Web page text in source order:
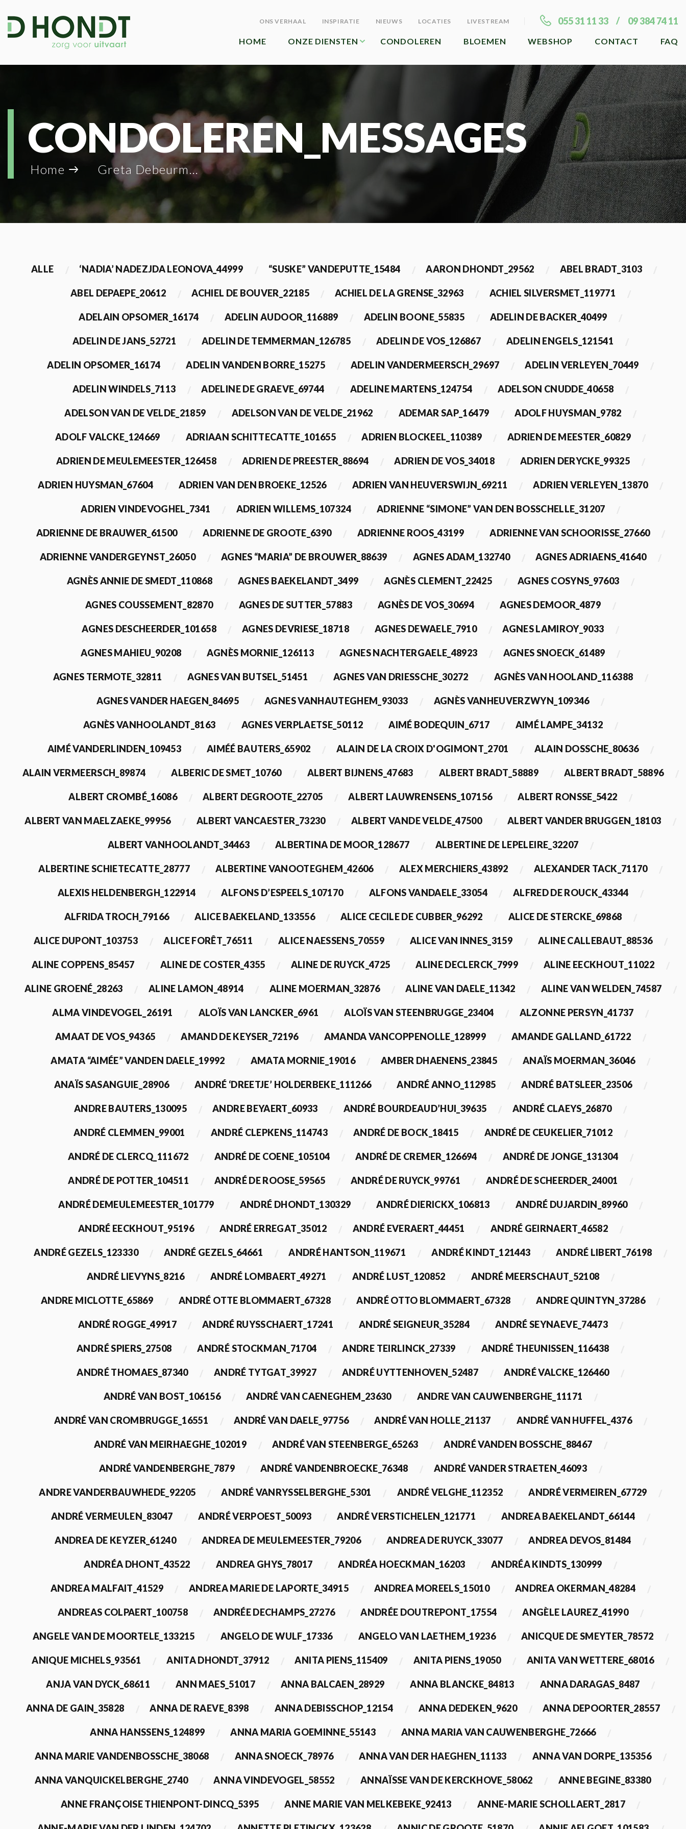
ONS VERHAAL INSPIRATIE NIEUWS LOCATIES LIVESTREAM 055 31 11 33 09 384 74 11
HOME ONZE DIENSTEN CONDOLEREN BLOEMEN WEBSHOP CONTACT FAQ
CONDOLEREN_MESSAGES
Home Greta Debeurme_66836
ALLE ‘NADIA’ NADEZJDA LEONOVA_44999 “SUSKE” VANDEPUTTE_15484 AARON DHONDT_29562 ABEL BRADT_3103
ABEL DEPAEPE_20612 ACHIEL DE BOUVER_22185 ACHIEL DE LA GRENSE_32963 ACHIEL SILVERSMET_119771
ADELAIN OPSOMER_16174 ADELIN AUDOOR_116889 ADELIN BOONE_55835 ADELIN DE BACKER_40499
ADELIN DE JANS_52721 ADELIN DE TEMMERMAN_126785 ADELIN DE VOS_126867 ADELIN ENGELS_121541
ADELIN OPSOMER_16174 ADELIN VANDEN BORRE_15275 ADELIN VANDERMEERSCH_29697 ADELIN VERLEYEN_70449
ADELIN WINDELS_7113 ADELINE DE GRAEVE_69744 ADELINE MARTENS_124754 ADELSON CNUDDE_40658
ADELSON VAN DE VELDE_21859 ADELSON VAN DE VELDE_21962 ADEMAR SAP_16479 ADOLF HUYSMAN_9782
ADOLF VALCKE_124669 ADRIAAN SCHITTECATTE_101655 ADRIEN BLOCKEEL_110389 ADRIEN DE MEESTER_60829
ADRIEN DE MEULEMEESTER_126458 ADRIEN DE PREESTER_88694 ADRIEN DE VOS_34018 ADRIEN DERYCKE_99325
ADRIEN HUYSMAN_67604 ADRIEN VAN DEN BROEKE_12526 ADRIEN VAN HEUVERSWIJN_69211 ADRIEN VERLEYEN_13870
ADRIEN VINDEVOGHEL_7341 ADRIEN WILLEMS_107324 ADRIENNE “SIMONE” VAN DEN BOSSCHELLE_31207
ADRIENNE DE BRAUWER_61500 ADRIENNE DE GROOTE_6390 ADRIENNE ROOS_43199 ADRIENNE VAN SCHOORISSE_27660
ADRIENNE VANDERGEYNST_26050 AGNES “MARIA” DE BROUWER_88639 AGNES ADAM_132740 AGNES ADRIAENS_41640
AGNÈS ANNIE DE SMEDT_110868 AGNES BAEKELANDT_3499 AGNÈS CLEMENT_22425 AGNES COSYNS_97603
AGNES COUSSEMENT_82870 AGNES DE SUTTER_57883 AGNÈS DE VOS_30694 AGNES DEMOOR_4879
AGNES DESCHEERDER_101658 AGNES DEVRIESE_18718 AGNES DEWAELE_7910 AGNES LAMIROY_9033
AGNES MAHIEU_90208 AGNÈS MORNIE_126113 AGNES NACHTERGAELE_48923 AGNES SNOECK_61489
AGNES TERMOTE_32811 AGNES VAN BUTSEL_51451 AGNES VAN DRIESSCHE_30272 AGNÈS VAN HOOLAND_116388
AGNES VANDER HAEGEN_84695 AGNES VANHAUTEGHEM_93033 AGNÈS VANHEUVERZWYN_109346
AGNÈS VANHOOLANDT_8163 AGNES VERPLAETSE_50112 AIMÉ BODEQUIN_6717 AIMÉ LAMPE_34132
AIMÉ VANDERLINDEN_109453 AIMÉÉ BAUTERS_65902 ALAIN DE LA CROIX D'OGIMONT_2701 ALAIN DOSSCHE_80636
ALAIN VERMEERSCH_89874 ALBERIC DE SMET_10760 ALBERT BIJNENS_47683 ALBERT BRADT_58889 ALBERT BRADT_58896
ALBERT CROMBÉ_16086 ALBERT DEGROOTE_22705 ALBERT LAUWRENSENS_107156 ALBERT RONSSE_5422
ALBERT VAN MAELZAEKE_99956 ALBERT VANCAESTER_73230 ALBERT VANDE VELDE_47500 ALBERT VANDER BRUGGEN_18103
ALBERT VANHOOLANDT_34463 ALBERTINA DE MOOR_128677 ALBERTINE DE LEPELEIRE_32207
ALBERTINE SCHIETECATTE_28777 ALBERTINE VANOOTEGHEM_42606 ALEX MERCHIERS_43892 ALEXANDER TACK_71170
ALEXIS HELDENBERGH_122914 ALFONS D’ESPEELS_107170 ALFONS VANDAELE_33054 ALFRED DE ROUCK_43344
ALFRIDA TROCH_79166 ALICE BAEKELAND_133556 ALICE CECILE DE CUBBER_96292 ALICE DE STERCKE_69868
ALICE DUPONT_103753 ALICE FORÊT_76511 ALICE NAESSENS_70559 ALICE VAN INNES_3159 ALINE CALLEBAUT_88536
ALINE COPPENS_85457 ALINE DE COSTER_4355 ALINE DE RUYCK_4725 ALINE DECLERCK_7999 ALINE EECKHOUT_11022
ALINE GROENÉ_28263 ALINE LAMON_48914 ALINE MOERMAN_32876 ALINE VAN DAELE_11342 ALINE VAN WELDEN_74587
ALMA VINDEVOGEL_26191 ALOÏS VAN LANCKER_6961 ALOÏS VAN STEENBRUGGE_23404 ALZONNE PERSYN_41737
AMAAT DE VOS_94365 AMAND DE KEYSER_72196 AMANDA VANCOPPENOLLE_128999 AMANDE GALLAND_61722
AMATA “AIMÉE” VANDEN DAELE_19992 AMATA MORNIE_19016 AMBER DHAENENS_23845 ANAÏS MOERMAN_36046
ANAÏS SASANGUIE_28906 ANDRÉ ‘DREETJE’ HOLDERBEKE_111266 ANDRÉ ANNO_112985 ANDRÉ BATSLEER_23506
ANDRE BAUTERS_130095 ANDRE BEYAERT_60933 ANDRÉ BOURDEAUD’HUI_39635 ANDRÉ CLAEYS_26870
ANDRÉ CLEMMEN_99001 ANDRÉ CLEPKENS_114743 ANDRÉ DE BOCK_18415 ANDRÉ DE CEUKELIER_71012
ANDRÉ DE CLERCQ_111672 ANDRÉ DE COENE_105104 ANDRÉ DE CREMER_126694 ANDRÉ DE JONGE_131304
ANDRÉ DE POTTER_104511 ANDRÉ DE ROOSE_59565 ANDRÉ DE RUYCK_99761 ANDRÉ DE SCHEERDER_24001
ANDRÉ DEMEULEMEESTER_101779 ANDRÉ DHONDT_130329 ANDRÉ DIERICKX_106813 ANDRÉ DUJARDIN_89960
ANDRÉ EECKHOUT_95196 ANDRÉ ERREGAT_35012 ANDRÉ EVERAERT_44451 ANDRÉ GEIRNAERT_46582
ANDRÉ GEZELS_123330 ANDRÉ GEZELS_64661 ANDRÉ HANTSON_119671 ANDRÉ KINDT_121443 ANDRÉ LIBERT_76198
ANDRÉ LIEVYNS_8216 ANDRÉ LOMBAERT_49271 ANDRÉ LUST_120852 ANDRÉ MEERSCHAUT_52108
ANDRE MICLOTTE_65869 ANDRÉ OTTE BLOMMAERT_67328 ANDRÉ OTTO BLOMMAERT_67328 ANDRE QUINTYN_37286
ANDRÉ ROGGE_49917 ANDRÉ RUYSSCHAERT_17241 ANDRÉ SEIGNEUR_35284 ANDRÉ SEYNAEVE_74473
ANDRÉ SPIERS_27508 ANDRÉ STOCKMAN_71704 ANDRE TEIRLINCK_27339 ANDRÉ THEUNISSEN_116438
ANDRÉ THOMAES_87340 ANDRÉ TYTGAT_39927 ANDRÉ UYTTENHOVEN_52487 ANDRÉ VALCKE_126460
ANDRÉ VAN BOST_106156 ANDRÉ VAN CAENEGHEM_23630 ANDRE VAN CAUWENBERGHE_11171
ANDRÉ VAN CROMBRUGGE_16551 ANDRÉ VAN DAELE_97756 ANDRÉ VAN HOLLE_21137 ANDRÉ VAN HUFFEL_4376
ANDRÉ VAN MEIRHAEGHE_102019 ANDRÉ VAN STEENBERGE_65263 ANDRÉ VANDEN BOSSCHE_88467
ANDRÉ VANDENBERGHE_7879 ANDRÉ VANDENBROECKE_76348 ANDRÉ VANDER STRAETEN_46093
ANDRE VANDERBAUWHEDE_92205 ANDRÉ VANRYSSELBERGHE_5301 ANDRÉ VELGHE_112352 ANDRÉ VERMEIREN_67729
ANDRÉ VERMEULEN_83047 ANDRÉ VERPOEST_50093 ANDRÉ VERSTICHELEN_121771 ANDREA BAEKELANDT_66144
ANDREA DE KEYZER_61240 ANDREA DE MEULEMEESTER_79206 ANDREA DE RUYCK_33077 ANDREA DEVOS_81484
ANDRÉA DHONT_43522 ANDREA GHYS_78017 ANDRÉA HOECKMAN_16203 ANDRÉA KINDTS_130999
ANDREA MALFAIT_41529 ANDREA MARIE DE LAPORTE_34915 ANDREA MOREELS_15010 ANDREA OKERMAN_48284
ANDREAS COLPAERT_100758 ANDRÉE DECHAMPS_27276 ANDRÉE DOUTREPONT_17554 ANGÈLE LAUREZ_41990
ANGELE VAN DE MOORTELE_133215 ANGELO DE WULF_17336 ANGELO VAN LAETHEM_19236 ANICQUE DE SMEYTER_78572
ANIQUE MICHELS_93561 ANITA DHONDT_37912 ANITA PIENS_115409 ANITA PIENS_19050 ANITA VAN WETTERE_68016
ANJA VAN DYCK_68611 ANN MAES_51017 ANNA BALCAEN_28929 ANNA BLANCKE_84813 ANNA DARAGAS_8487
ANNA DE GAIN_35828 ANNA DE RAEVE_8398 ANNA DEBISSCHOP_12154 ANNA DEDEKEN_9620 ANNA DEPOORTER_28557
ANNA HANSSENS_124899 ANNA MARIA GOEMINNE_55143 ANNA MARIA VAN CAUWENBERGHE_72666
ANNA MARIE VANDENBOSSCHE_38068 ANNA SNOECK_78976 ANNA VAN DER HAEGHEN_11133 ANNA VAN DORPE_135356
ANNA VANQUICKELBERGHE_2740 ANNA VINDEVOGEL_58552 ANNAÏSSE VAN DE KERCKHOVE_58062 ANNE BEGINE_83380
ANNE FRANÇOISE THIENPONT-DINCQ_5395 ANNE MARIE VAN MELKEBEKE_92413 ANNE-MARIE SCHOLLAERT_2817